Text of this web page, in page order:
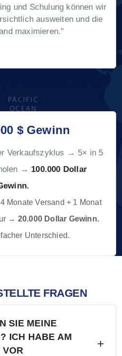
und Schulung können wir
ausweiten und die
maximieren."
$ Gewinn
Verkaufszyklus → 5× in 5
→ 100.000 Dollar
Monate Versand + 1 Monat
→ 20.000 Dollar Gewinn.
Unterschied.
FRAGEN
SIE MEINE
ICH HABE AM
VOR